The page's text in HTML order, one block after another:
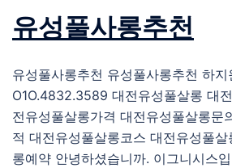
유성풀사롱추천
유성풀사롱추천 유성풀사롱추천 하지
O1O.4832.3589 대전유성풀살롱 대
전유성풀살롱가격 대전유성풀살롱문
적 대전유성풀살롱코스 대전유성풀
롱예약 안녕하셨습니까. 이그니시스